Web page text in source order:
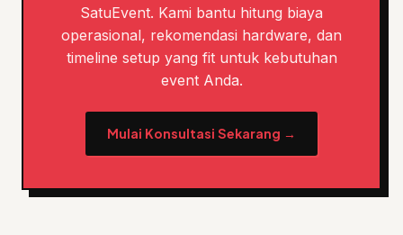
SatuEvent. Kami bantu hitung biaya
operasional, rekomendasi hardware, dan
timeline setup yang fit untuk kebutuhan
event Anda.
Mulai Konsultasi Sekarang →